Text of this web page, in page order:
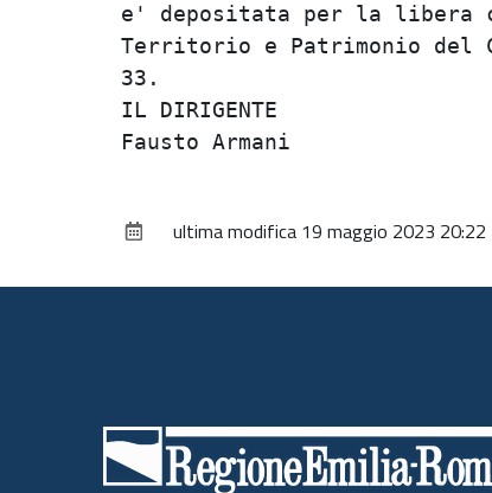
e' depositata per la
Territorio e Patrimonio
IL
ultima modifica 19 maggio 2023 20:22